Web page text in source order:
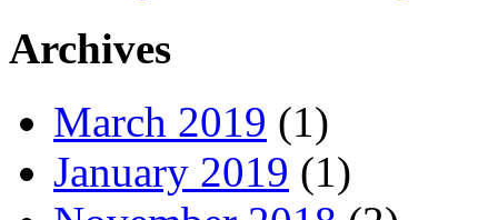
Archives
March 2019 (1)
January 2019 (1)